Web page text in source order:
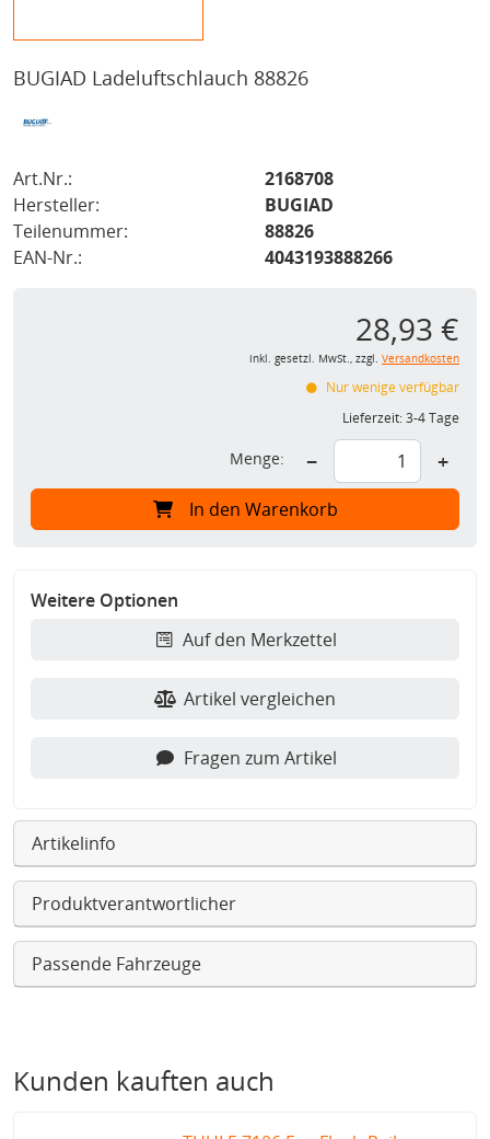
BUGIAD Ladeluftschlauch 88826
Art.Nr.:
2168708
Hersteller:
BUGIAD
Teilenummer:
88826
EAN-Nr.:
4043193888266
28,93 €
inkl. gesetzl. MwSt., zzgl. Versandkosten
Nur wenige verfügbar
Lieferzeit:3-4 Tage
Menge: − +
In den Warenkorb
Weitere Optionen
Auf den Merkzettel
Artikel vergleichen
Fragen zum Artikel
Artikelinfo
Produktverantwortlicher
Passende Fahrzeuge
Kunden kauften auch